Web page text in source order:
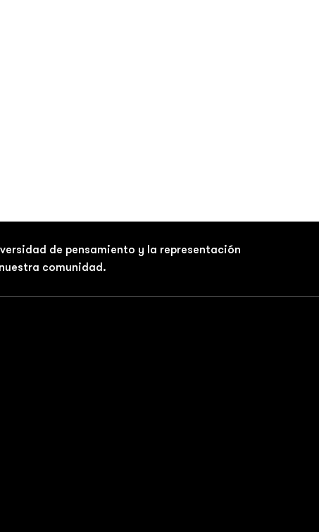
de pensamiento y la representación
comunidad.